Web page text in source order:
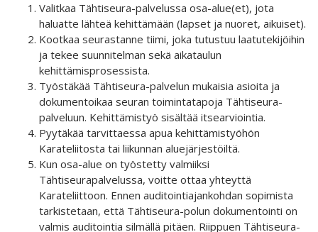
Valitkaa Tähtiseura-palvelussa osa-alue(et), jota
haluatte lähteä kehittämään (lapset ja nuoret, aikuiset).
Kootkaa seurastanne tiimi, joka tutustuu laatutekijöihin
ja tekee suunnitelman sekä aikataulun
kehittämisprosessista.
Työstäkää Tähtiseura-palvelun mukaisia asioita ja
dokumentoikaa seuran toimintatapoja Tähtiseura-
palveluun. Kehittämistyö sisältää itsearviointia.
Pyytäkää tarvittaessa apua kehittämistyöhön
Karateliitosta tai liikunnan aluejärjestöiltä.
Kun osa-alue on työstetty valmiiksi
Tähtiseurapalvelussa, voitte ottaa yhteyttä
Karateliittoon. Ennen auditointiajankohdan sopimista
tarkistetaan, että Tähtiseura-polun dokumentointi on
valmis auditointia silmällä pitäen. Riippuen Tähtiseura-